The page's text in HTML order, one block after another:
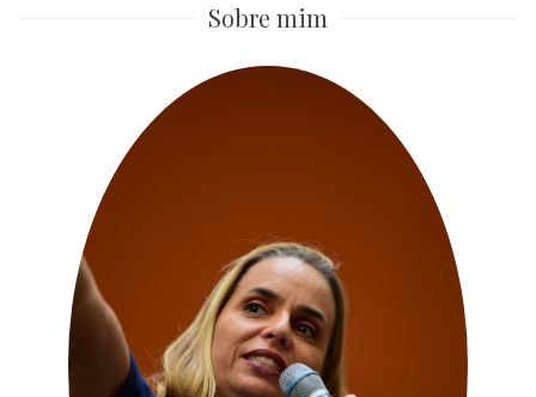
Sobre mim